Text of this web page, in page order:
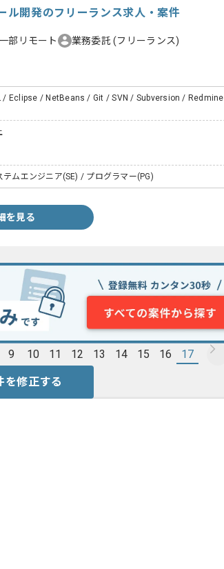
ル開発のフリーランス求人・案件
部リモート 業務委託(フリーランス)
Eclipse / NetBeans / Git / SVN / Subversion / Redmine
ムエンジニア(SE) / プログラマー(PG)
を見る
9 10 11 12 13 14 15 16 17
を修正する